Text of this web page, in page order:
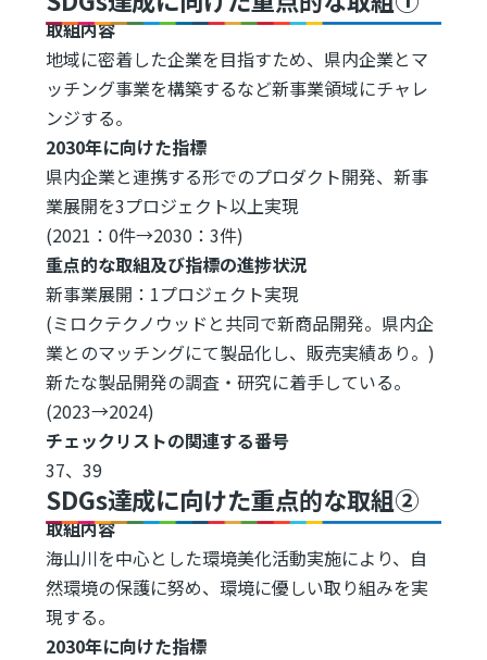
取組内容
地域に密着した企業を目指すため、県内企業とマ
ッチング事業を構築するなど新事業領域にチャレ
ンジする。
2030年に向けた指標
県内企業と連携する形でのプロダクト開発、新事
業展開を3プロジェクト以上実現
(2021：0件→2030：3件)
重点的な取組及び指標の進捗状況
新事業展開：1プロジェクト実現
(ミロクテクノウッドと共同で新商品開発。県内企
業とのマッチングにて製品化し、販売実績あり。)
新たな製品開発の調査・研究に着手している。
(2023→2024)
チェックリストの関連する番号
37、39
SDGs達成に向けた重点的な取組②
取組内容
海山川を中心とした環境美化活動実施により、自
然環境の保護に努め、環境に優しい取り組みを実
現する。
2030年に向けた指標